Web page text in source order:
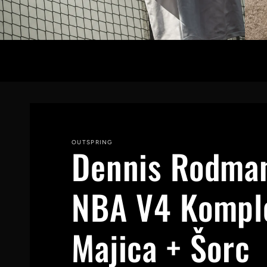
OUTSPRING
Dennis
NBA V4
Majica + Šorc